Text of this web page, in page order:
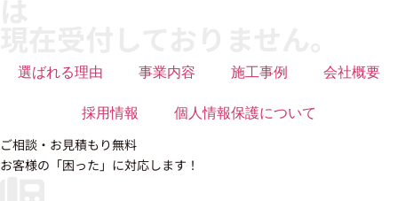
選ばれる理由 事業内容 施工事例 会社概要
採用情報 個人情報保護について
ご相談・お見積もり無料
お客様の「困った」に対応します！